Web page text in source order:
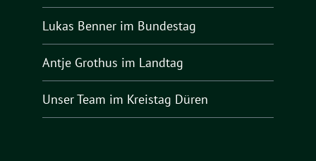
Lukas Benner im Bundestag
Antje Grothus im Landtag
Unser Team im Kreistag Düren